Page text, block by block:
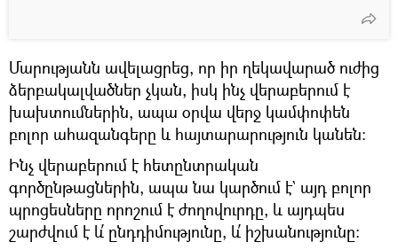
Մարությանն ավելացրեց, որ իր ղեկավարած ուժից
ձերբակալվածներ չկան, իսկ ինչ վերաբերում է
խախտումներին, ապա օրվա վերջ կամփոփեն
բոլոր ահազանգերը և հայտարարություն կանեն։
Ինչ վերաբերում է հետընտրական
գործընթացներին, ապա նա կարծում է` այդ բոլոր
պրոցեսները որոշում է ժողովուրդը, և այդպես
շարժվում է և՛ ընդդիմությունը, և՛ իշխանությունը։